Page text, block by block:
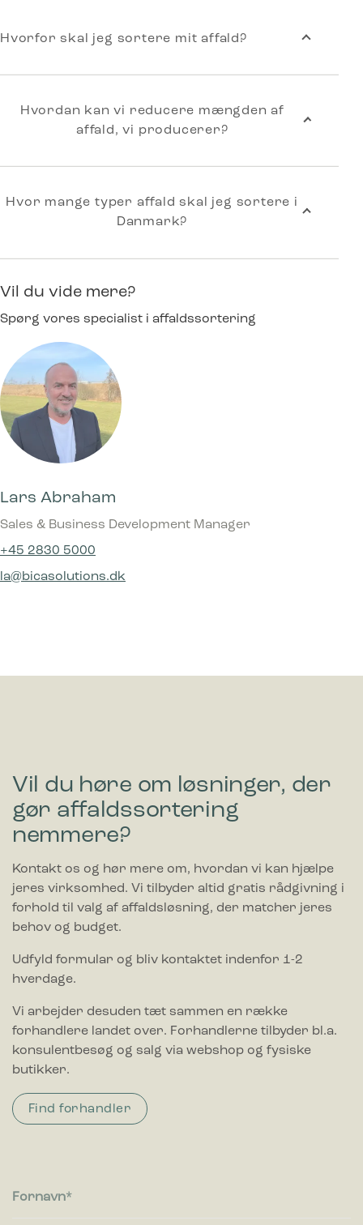
Hvorfor skal jeg sortere mit affald?
Hvordan kan vi reducere mængden af
affald, vi producerer?
Hvor mange typer affald skal jeg sortere i
Danmark?
Vil du vide mere?
Spørg vores specialist i affaldssortering
Lars Abraham
Sales & Business Development Manager
+45 2830 5000
la@bicasolutions.dk
Vil du høre om løsninger, der
gør affaldssortering
nemmere?
Kontakt os og hør mere om, hvordan vi kan hjælpe
jeres virksomhed. Vi tilbyder altid gratis rådgivning i
forhold til valg af affaldsløsning, der matcher jeres
behov og budget.
Udfyld formular og bliv kontaktet indenfor 1-2
hverdage.
Vi arbejder desuden tæt sammen en række
forhandlere landet over. Forhandlerne tilbyder bl.a.
konsulentbesøg og salg via webshop og fysiske
butikker.
Find forhandler
Fornavn